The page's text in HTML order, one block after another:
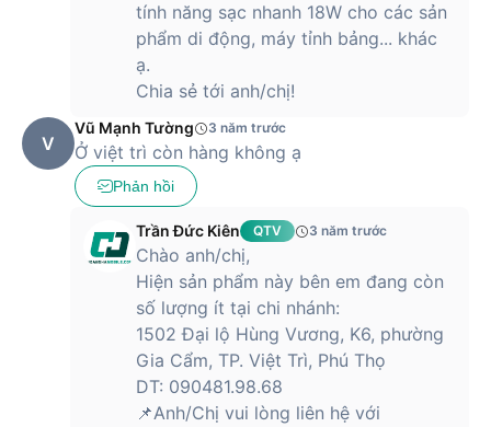
tính năng sạc nhanh 18W cho các sản
phẩm di động, máy tỉnh bảng... khác
ạ.
Chia sẻ tới anh/chị!
V
Vũ Mạnh Tường 3 năm trước
Ở việt trì còn hàng không ạ
Phản hồi
Trần Đức Kiên QTV 3 năm trước
Chào anh/chị,
Hiện sản phẩm này bên em đang còn
số lượng ít tại chi nhánh:
1502 Đại lộ Hùng Vương, K6, phường
Gia Cẩm, TP. Việt Trì, Phú Thọ
DT: 090481.98.68
📌Anh/Chị vui lòng liên hệ với